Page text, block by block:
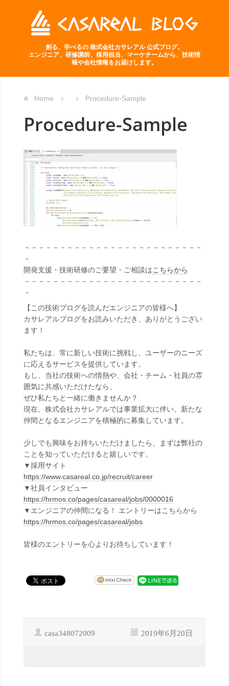
創る、学べるの 株式会社カサレアル 公式ブログ。
エンジニア、研修講師、採用担当、マーケチームから、技術情
報や会社情報をお届けします。
Home Procedure-Sample
Procedure-Sample
－－－－－－－－－－－－－－－－－－－－－－－－－
－
開発支援・技術研修のご要望・ご相談はこちらから
－－－－－－－－－－－－－－－－－－－－－－－－－
－
【この技術ブログを読んだエンジニアの皆様へ】
カサレアルブログをお読みいただき、ありがとうござい
ます！
私たちは、常に新しい技術に挑戦し、ユーザーのニーズ
に応えるサービスを提供しています。
もし、当社の技術への情熱や、会社・チーム・社員の雰
囲気に共感いただけたなら、
ぜひ私たちと一緒に働きませんか？
現在、株式会社カサレアルでは事業拡大に伴い、新たな
仲間となるエンジニアを積極的に募集しています。
少しでも興味をお持ちいただけましたら、まずは弊社の
ことを知っていただけると嬉しいです。
▼採用サイト
https://www.casareal.co.jp/recruit/career
▼社員インタビュー
https://hrmos.co/pages/casareal/jobs/0000016
▼エンジニアの仲間になる！ エントリーはこちらから
https://hrmos.co/pages/casareal/jobs
皆様のエントリーを心よりお待ちしています！
casa348072009 2019年6月20日